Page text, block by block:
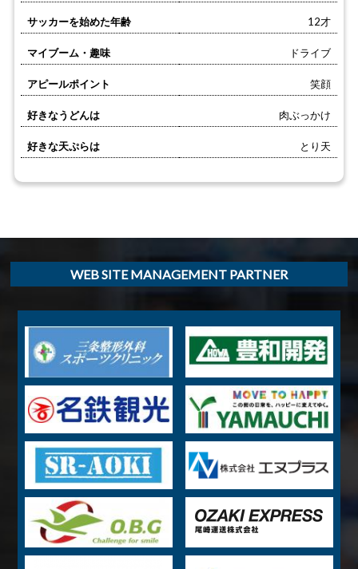
サッカーを始めた年齢 12才
マイブーム・趣味 ドライブ
アピールポイント 笑顔
好きなうどんは 肉ぶっかけ
好きな天ぷらは とり天
WEB SITE MANAGEMENT PARTNER